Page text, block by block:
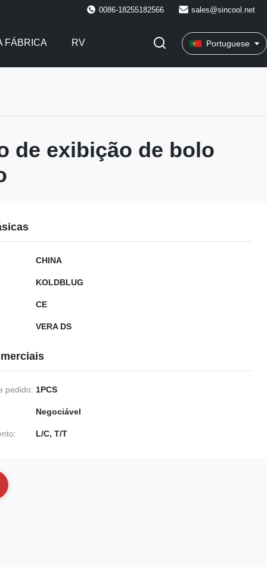
0086-18255182566 sales@sincool.net
FÁBRICA RV Portuguese
de exibição de bolo
CHINA
KOLDBLUG
CE
VERA DS
pedido: 1PCS
Negociável
L/C, T/T